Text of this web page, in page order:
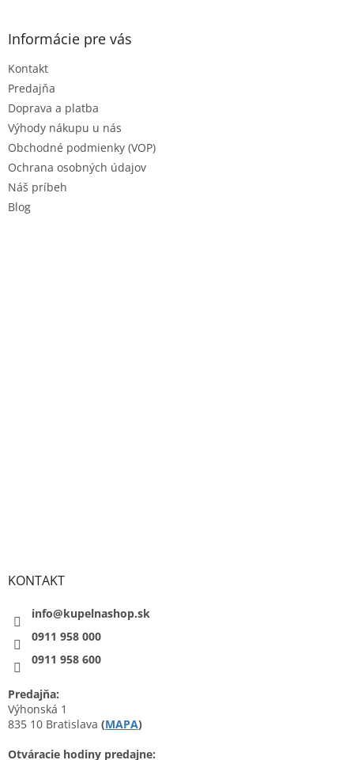
Informácie pre vás
Kontakt
Predajňa
Doprava a platba
Výhody nákupu u nás
Obchodné podmienky (VOP)
Ochrana osobných údajov
Náš príbeh
Blog
KONTAKT
info@kupelnashop.sk
0911 958 000
0911 958 600
Predajňa:
Výhonská 1
835 10 Bratislava (MAPA)
Otváracie hodiny predajne: